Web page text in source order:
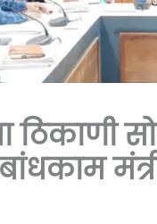
ठिकाणी